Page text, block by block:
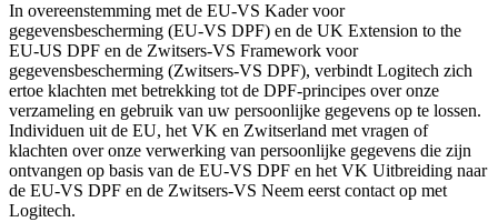
In overeenstemming met de EU-VS Kader voor
gegevensbescherming (EU-VS DPF) en de UK Extension to the
EU-US DPF en de Zwitsers-VS Framework voor
gegevensbescherming (Zwitsers-VS DPF), verbindt Logitech zich
ertoe klachten met betrekking tot de DPF-principes over onze
verzameling en gebruik van uw persoonlijke gegevens op te lossen.
Individuen uit de EU, het VK en Zwitserland met vragen of
klachten over onze verwerking van persoonlijke gegevens die zijn
ontvangen op basis van de EU-VS DPF en het VK Uitbreiding naar
de EU-VS DPF en de Zwitsers-VS Neem eerst contact op met
Logitech.